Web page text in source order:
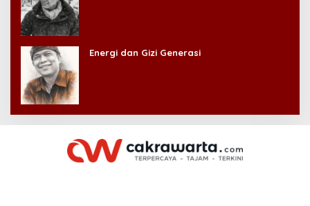
Energi dan Gizi Generasi